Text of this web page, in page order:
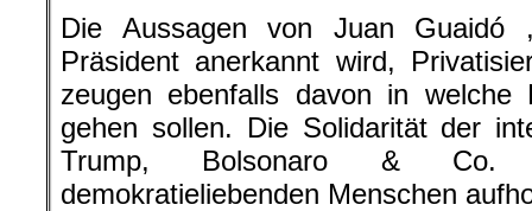
Die Aussagen von Juan
Präsident anerkannt wird,
zeugen ebenfalls davon in welche
gehen sollen. Die Solidarität der
Trump, Bolsonaro & Co.
demokratieliebenden Menschen